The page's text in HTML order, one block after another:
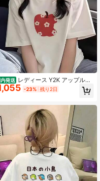
内発送 レディース Y2K アップルプ
ト 半袖Tシャツ - ルーズフィッ
ラウンドネック ブラウス,カジュ
ザイン,100%柔らかいらかく通気
ある生地でカジュアルウェア&レ
リングに最适(厚いみなし)
-23% 残り2日